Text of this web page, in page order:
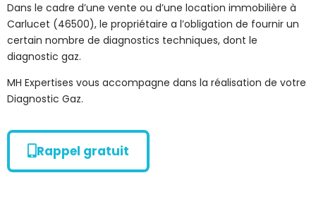
Dans le cadre d’une vente ou d’une location immobilière à
Carlucet (46500), le propriétaire a l’obligation de fournir un
certain nombre de diagnostics techniques, dont le
diagnostic gaz.
MH Expertises vous accompagne dans la réalisation de votre
Diagnostic Gaz.
Rappel gratuit